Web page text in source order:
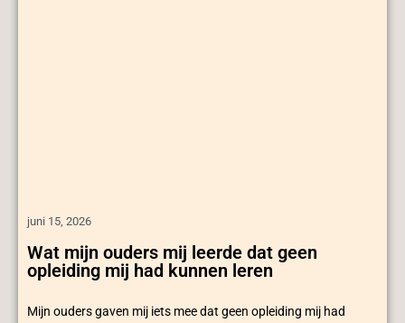
juni 15, 2026
Wat mijn ouders mij leerde dat geen
opleiding mij had kunnen leren
Mijn ouders gaven mij iets mee dat geen opleiding mij had